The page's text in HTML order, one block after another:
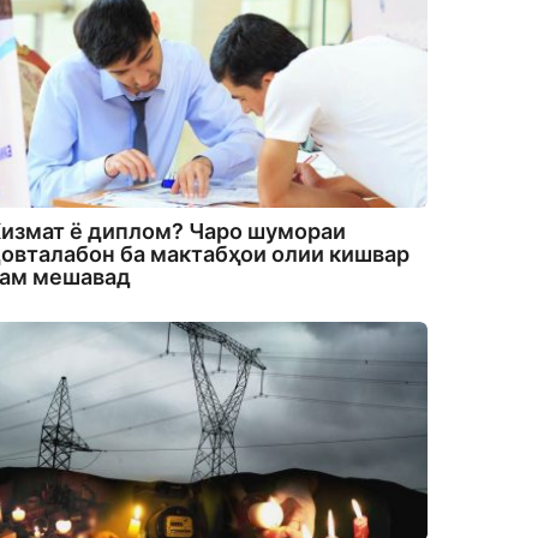
ё диплом? Чаро шумораи
ба мактабҳои олии кишвар
мешавад